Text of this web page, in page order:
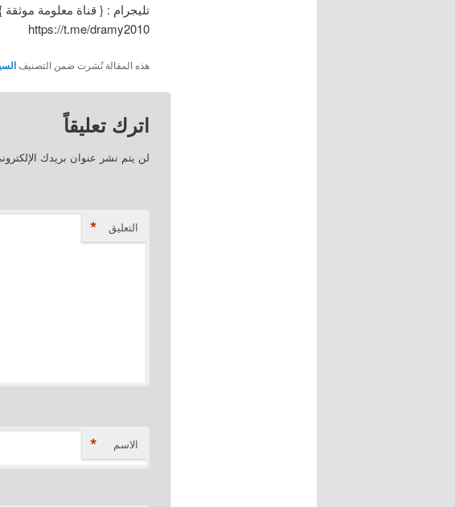
تليجرام : { قناة معلومة موثقة
https://t.me/dramy2010
هذه المقالة نُشرت ضمن التصنيف
اترك تعليقاً
لن يتم نشر عنوان بريدك
التعليق *
الاسم *